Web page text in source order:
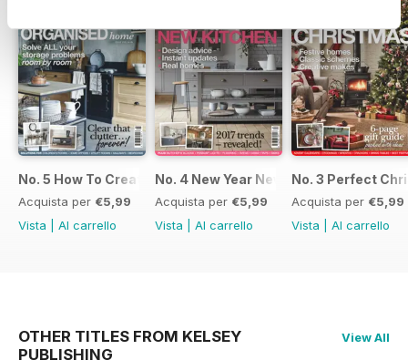
No. 5 How To Create An Organised Home
Acquista per €5,99
Vista
Al carrello
No. 4 New Year New Kitchen
Acquista per €5,99
Vista
Al carrello
No. 3 Perfect
Acquista per €5,99
Vista
Al carrello
OTHER TITLES FROM KELSEY
PUBLISHING
View All